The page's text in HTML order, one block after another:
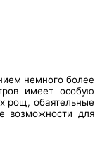
немного более
имеет особую
рощ, обаятельные
возможности для